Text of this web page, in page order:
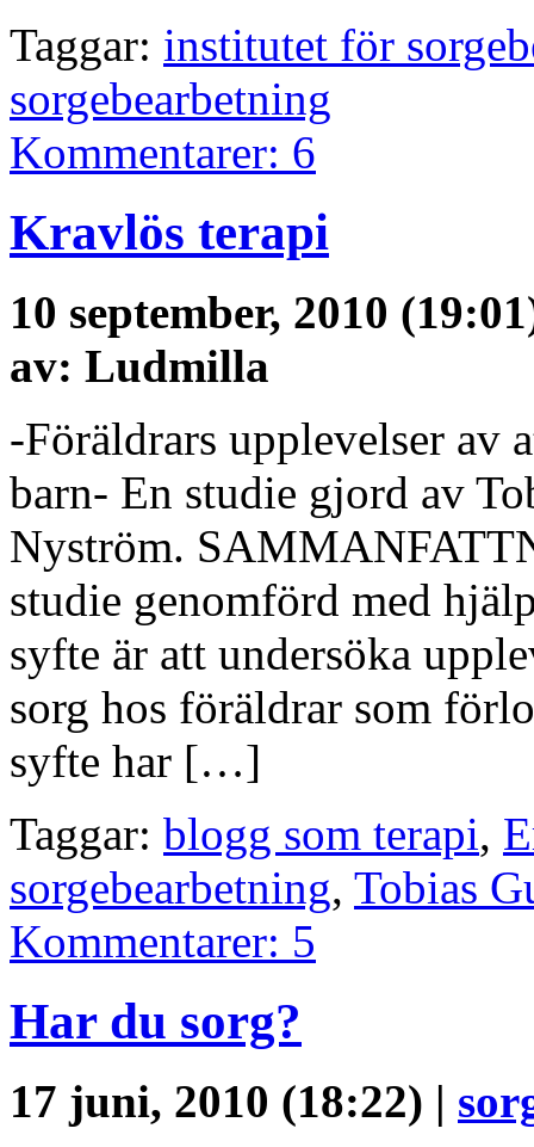
Taggar: institutet för
sorgebearbetning
Kommentarer: 6
Kravlös terapi
10 september, 2010
av: Ludmilla
-Föräldrars upplevelser av
barn- En studie gjord av
Nyström.
studie genomförd med
syfte är att undersöka
sorg hos föräldrar som
syfte har […]
Taggar: blogg som terapi,
sorgebearbetning, Tobias
Kommentarer: 5
Har du sorg?
17 juni, 2010 (18:22) |